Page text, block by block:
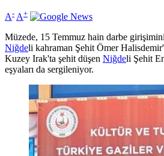
A- A+
Müzede, 15 Temmuz hain darbe
Niğdeli kahraman Şehit Ömer
Kuzey Irak'ta şehit düşen Niğdeli Şehit
eşyaları da sergileniyor.